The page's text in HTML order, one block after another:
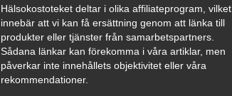
Hälsokostoteket deltar i olika affiliateprogram, vilket
innebär att vi kan få ersättning genom att länka till
produkter eller tjänster från samarbetspartners.
Sådana länkar kan förekomma i våra artiklar, men
påverkar inte innehållets objektivitet eller våra
rekommendationer.